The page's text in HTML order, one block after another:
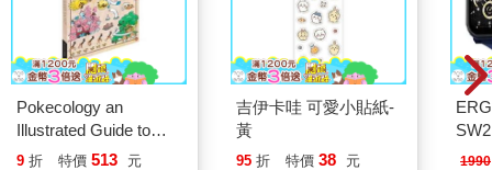
親養育的情況下犯罪風險增加約五倍。順道說明，單親父親家庭
所占的比例，約為單親母親家庭的四分之一，以這樣來思考的
話，可以推測風險會再上升二點五倍左右。
也就是說，母親雖然更重要，但並不是只有母親會使得孩子
在成長過程中容易遭遇困難，其中應該也包含了經濟的問題，除
此之外的其他因素也同樣有關係。
Pokecology an
Illustrated Guide to
Pokemon Ecology
9 折 特價 513 元
吉伊卡哇 可愛小貼紙-
黃
95 折 特價 38 元
泳
1990